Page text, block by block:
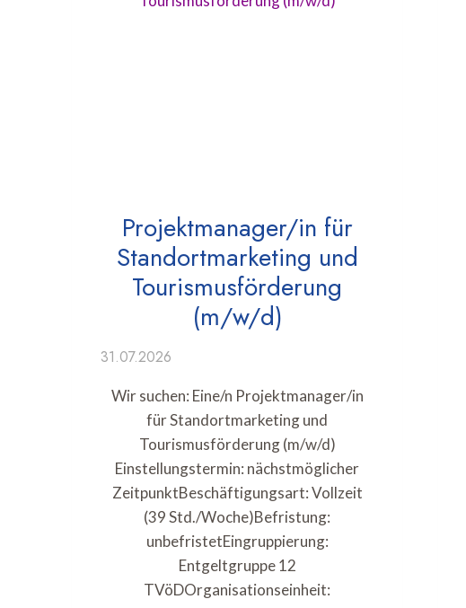
Projektmanager/in für
Standortmarketing und
Tourismusförderung
(m/w/d)
31.07.2026
Wir suchen: Eine/n Projektmanager/in
für Standortmarketing und
Tourismusförderung (m/w/d)
Einstellungstermin: nächstmöglicher
ZeitpunktBeschäftigungsart: Vollzeit
(39 Std./Woche)Befristung:
unbefristetEingruppierung:
Entgeltgruppe 12
TVöDOrganisationseinheit: